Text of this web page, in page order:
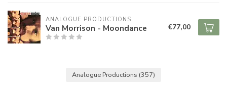
ANALOGUE PRODUCTIONS
Van Morrison - Moondance €77,00
Analogue Productions (357)